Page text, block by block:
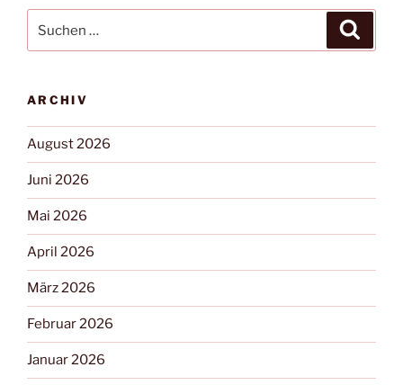
ARCHIV
August 2026
Juni 2026
Mai 2026
April 2026
März 2026
Februar 2026
Januar 2026